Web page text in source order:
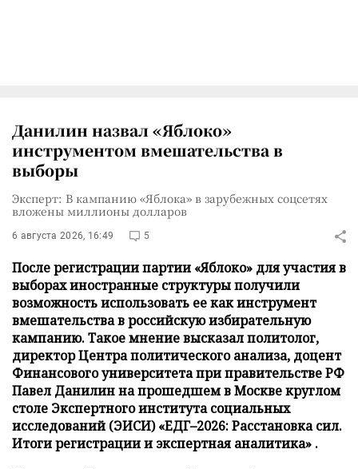
Данилин назвал «Яблоко»
инструментом вмешательства в
выборы
Эксперт: В кампанию «Яблока» в зарубежных соцсетях
вложены миллионы долларов
6 августа 2026, 16:49 5
После регистрации партии «Яблоко» для участия в
выборах иностранные структуры получили
возможность использовать ее как инструмент
вмешательства в российскую избирательную
кампанию. Такое мнение высказал политолог,
директор Центра политического анализа, доцент
Финансового университета при правительстве РФ
Павел Данилин на прошедшем в Москве круглом
столе Экспертного института социальных
исследований (ЭИСИ) «ЕДГ–2026: Расстановка сил.
Итоги регистрации и экспертная аналитика» .